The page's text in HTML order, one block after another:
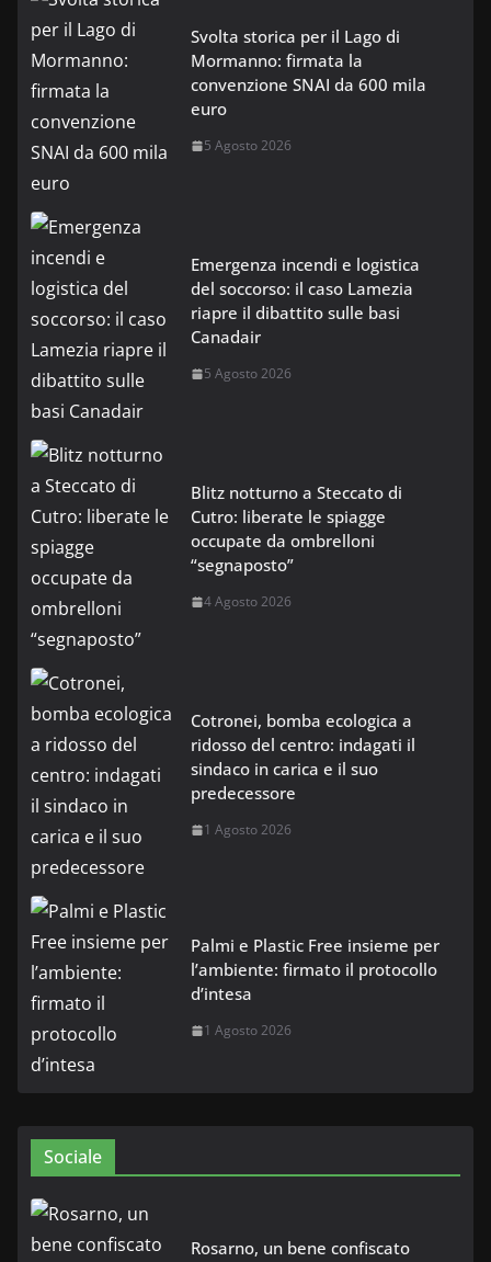
Svolta storica per il Lago di
Mormanno: firmata la
convenzione SNAI da 600 mila
euro
5 Agosto 2026
Emergenza incendi e logistica
del soccorso: il caso Lamezia
riapre il dibattito sulle basi
Canadair
5 Agosto 2026
Blitz notturno a Steccato di
Cutro: liberate le spiagge
occupate da ombrelloni
“segnaposto”
4 Agosto 2026
Cotronei, bomba ecologica a
ridosso del centro: indagati il
sindaco in carica e il suo
predecessore
1 Agosto 2026
Palmi e Plastic Free insieme per
l’ambiente: firmato il protocollo
d’intesa
1 Agosto 2026
Sociale
Rosarno, un bene confiscato